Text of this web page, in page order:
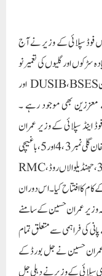
نو کے کام کا افتتاح کیا۔اس دوران
وزیر عمران حسین کے سامنے
کی فراہمی سے متعلق تمام
حسین نے جل بورڈ کے
سپلائی کے وزیر نے دہلی جل
پر نگرانی کریں۔ فیلڈ
حکام کو ہدایت کی کہ
شدہ بڑی اسٹریٹ لائٹس کی
لیے اضافی اسٹریٹ لائٹس
گیا کہ وہ اپنی کارکردگی کے
لوگوں کے ساتھ اپنی بات
میں سڑکوں اور نکاسی آب کی